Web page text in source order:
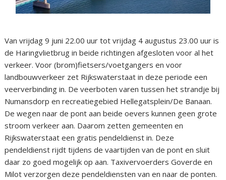
Van vrijdag 9 juni 22.00 uur tot vrijdag 4 augustus 23.00 uur is
de Haringvlietbrug in beide richtingen afgesloten voor al het
verkeer. Voor (brom)fietsers/voetgangers en voor
landbouwverkeer zet Rijkswaterstaat in deze periode een
veerverbinding in. De veerboten varen tussen het strandje bij
Numansdorp en recreatiegebied Hellegatsplein/De Banaan.
De wegen naar de pont aan beide oevers kunnen geen grote
stroom verkeer aan. Daarom zetten gemeenten en
Rijkswaterstaat een gratis pendeldienst in. Deze
pendeldienst rijdt tijdens de vaartijden van de pont en sluit
daar zo goed mogelijk op aan. Taxivervoerders Goverde en
Milot verzorgen deze pendeldiensten van en naar de ponten.